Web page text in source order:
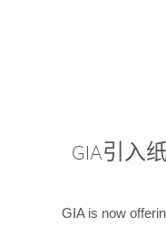
GIA引入
GIA is now